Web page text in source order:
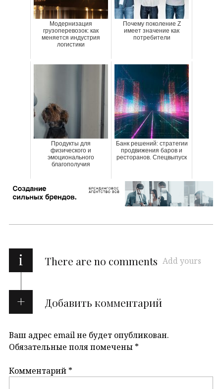
Модернизация
грузоперевозок: как
меняется индустрия
логистики
Почему поколение Z
имеет значение как
потребители
Продукты для
физического и
эмоционального
благополучия
Банк решений: стратегии
продвижения баров и
ресторанов. Спецвыпуск
i There are no comments Add yours
Добавить комментарий
Ваш адрес email не будет опубликован.
Обязательные поля помечены *
Комментарий *